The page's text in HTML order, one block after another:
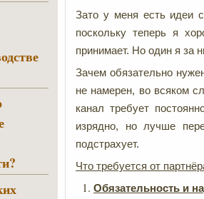
Зато у меня есть идеи
поскольку теперь я
принимает. Но один я за
Зачем обязательно
не намерен, во всяком
канал требует
изрядно, но лучше
подстрахует.
Что требуется от
Обязательность и